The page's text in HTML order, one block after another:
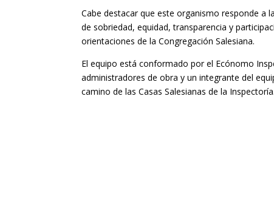
Cabe destacar que este organismo responde a
de sobriedad, equidad, transparencia y
orientaciones de la Congregación Salesiana.
El equipo está conformado por el Ecónomo
administradores de obra y un integrante del
camino de las Casas Salesianas de la Inspectoría.